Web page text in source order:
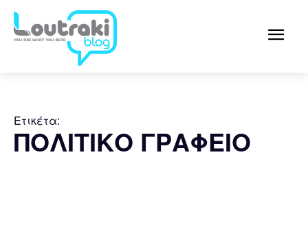
Ετικέτα:
ΠΟΛΙΤΙΚΟ ΓΡΑΦΕΙΟ